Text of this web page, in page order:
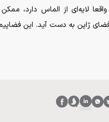
واقعا لایه‌ای از الماس دارد،